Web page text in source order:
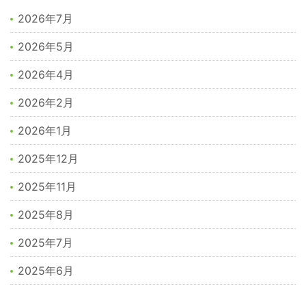
2026年7月
2026年5月
2026年4月
2026年2月
2026年1月
2025年12月
2025年11月
2025年8月
2025年7月
2025年6月